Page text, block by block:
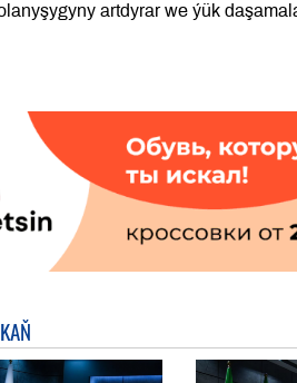
artdyrar we ýük